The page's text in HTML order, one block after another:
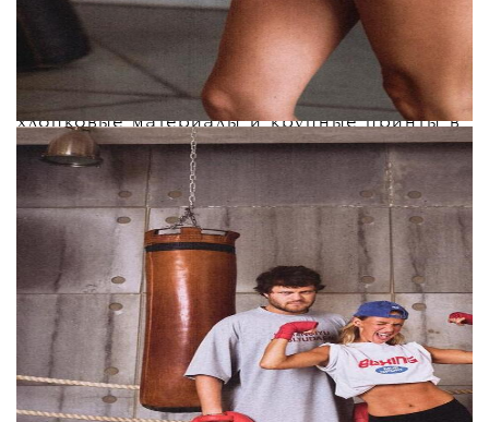
вместе с арт-директором бренда Юлией
Боровик и дизайнером Аленой Кунц. По
словам Карины, главные отличия новой
линейки от других похожих брендов —
хлопковые материалы и крупные принты в
эстетике 90-х вместо привычного
минимализма:
Мы не заморачиваемся над тем, чтобы это
было очень необычно или чтобы это были
очень сложные изделия. Нам важно, чтобы
вещи были простыми, носибельными и
доступными. И отличие в том, что это не
просто бренд, а это именно "бренд-
подружка", это "бренд-соседка", это "бренд